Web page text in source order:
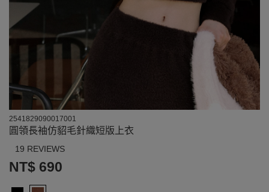
2541829090017001
圓領長袖仿貂毛針織短版上衣
19 REVIEWS
NT$ 690